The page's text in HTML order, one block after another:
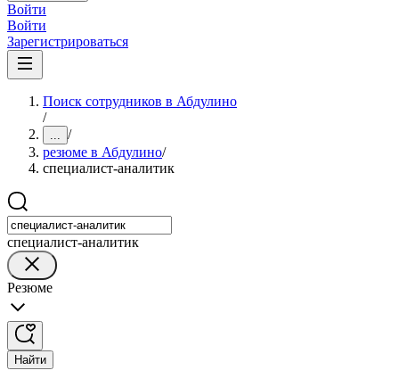
Войти
Войти
Зарегистрироваться
Поиск сотрудников в Абдулино
/
... /
резюме в Абдулино/
специалист-аналитик
специалист-аналитик
Резюме
Найти